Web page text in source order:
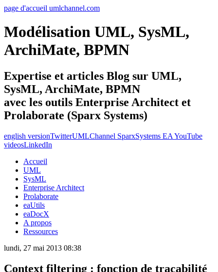
page d'accueil umlchannel.com
Modélisation UML, SysML,
ArchiMate, BPMN
Expertise et articles Blog sur UML,
SysML, ArchiMate, BPMN
avec les outils Enterprise Architect et
Prolaborate (Sparx Systems)
english versionTwitterUMLChannel SparxSystems EA YouTube
videosLinkedIn
Accueil
UML
SysML
Enterprise Architect
Prolaborate
eaUtils
eaDocX
A propos
Ressources
lundi, 27 mai 2013 08:38
Context filtering : fonction de traçabilité